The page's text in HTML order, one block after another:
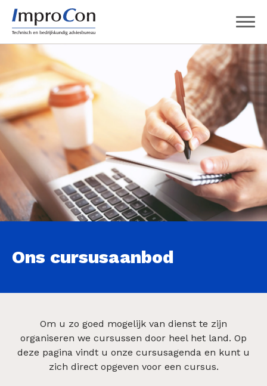
Ons cursusaanbod
Om u zo goed mogelijk van dienst te zijn
organiseren we cursussen door heel het land. Op
deze pagina vindt u onze cursusagenda en kunt u
zich direct opgeven voor een cursus.